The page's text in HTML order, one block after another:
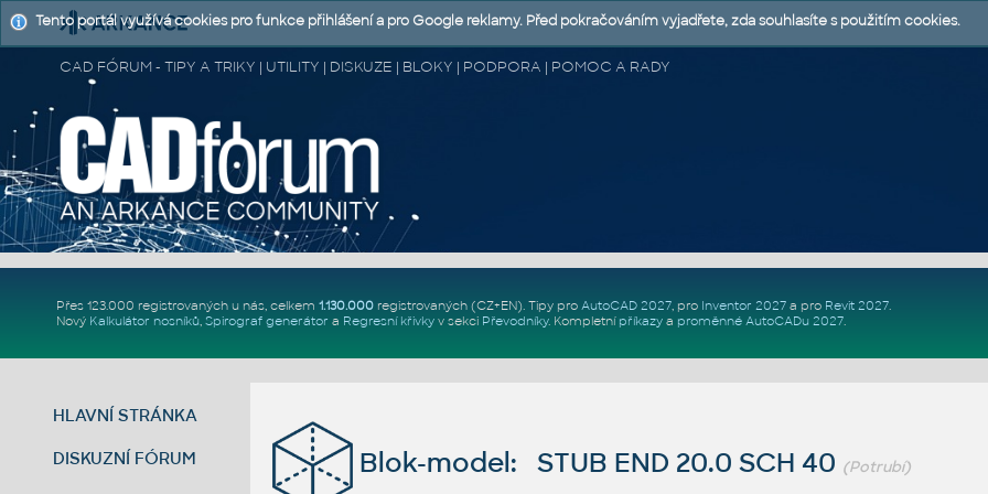
CAD FÓRUM - TIPY A TRIKY | UTILITY | DISKUZE | BLOKY | PODPORA | POMOC A RADY
Přes 123.000 registrovaných u nás, celkem 1.130.000registrovaných (CZ+EN). Tipy pro AutoCAD 2027, pro Inventor 2027a pro Revit 2027.
Nový Kalkulátor nosníků, Spirograf generátor a Regresní křivkyv sekci Převodníky. Kompletní příkazya proměnné AutoCADu 2027.
HLAVNÍ STRÁNKA
DISKUZNÍ FÓRUM Blok-model: STUB END 20.0 SCH 40 (Potrubí)
Tento portál využívá cookies pro funkce přihlášení a pro Google reklamy. Před pokračováním vyjadřete, zda souhlasíte s použitím cookies.